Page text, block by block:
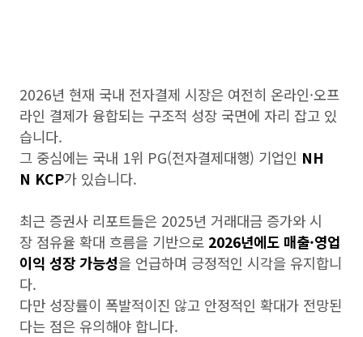
2026년 현재 국내 전자결제 시장은 여전히 온라인·오프
라인 결제가 융합되는 구조적 성장 국면에 자리 잡고 있
습니다.
그 중심에는 국내 1위 PG(전자결제대행) 기업인 NH
N KCP가 있습니다.
최근 증권사 리포트들은 2025년 거래대금 증가와 시
장 점유율 확대 흐름을 기반으로 2026년에도 매출·영업
이익 성장 가능성을 언급하며 긍정적인 시각을 유지합니
다.
다만 성장률이 폭발적이진 않고 안정적인 확대가 전망된
다는 점은 유의해야 합니다.